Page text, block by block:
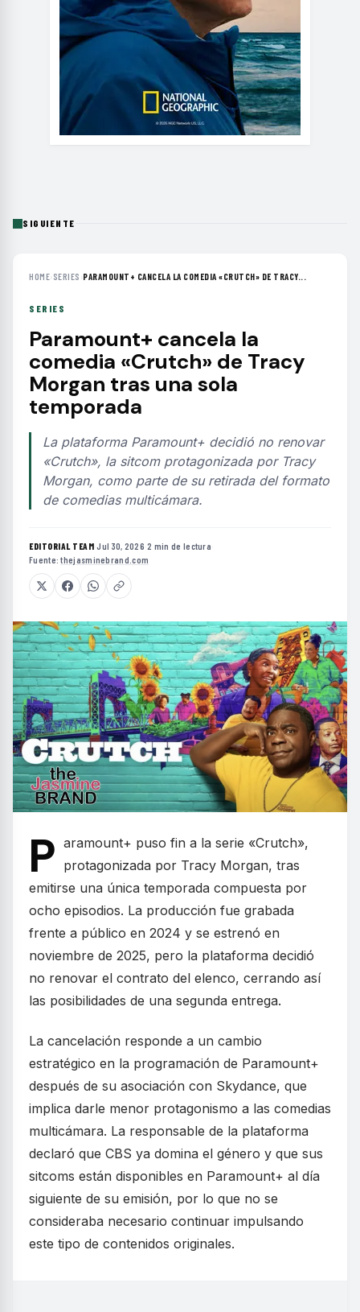
SIGUIENTE
HOME› SERIES ›PARAMOUNT+ CANCELA LA COMEDIA «CRUTCH» DE TRACY...
SERIES
Paramount+ cancela la
comedia «Crutch» de Tracy
Morgan tras una sola
temporada
La plataforma Paramount+ decidió no renovar
«Crutch», la sitcom protagonizada por Tracy
Morgan, como parte de su retirada del formato
de comedias multicámara.
EDITORIAL TEAM·Jul 30, 2026·2 min de lectura·
Fuente:thejasminebrand.com
P aramount+ puso fin a la serie «Crutch»,
protagonizada por Tracy Morgan, tras
emitirse una única temporada compuesta por
ocho episodios. La producción fue grabada
frente a público en 2024 y se estrenó en
noviembre de 2025, pero la plataforma decidió
no renovar el contrato del elenco, cerrando así
las posibilidades de una segunda entrega.
La cancelación responde a un cambio
estratégico en la programación de Paramount+
después de su asociación con Skydance, que
implica darle menor protagonismo a las comedias
multicámara. La responsable de la plataforma
declaró que CBS ya domina el género y que sus
sitcoms están disponibles en Paramount+ al día
siguiente de su emisión, por lo que no se
consideraba necesario continuar impulsando
este tipo de contenidos originales.